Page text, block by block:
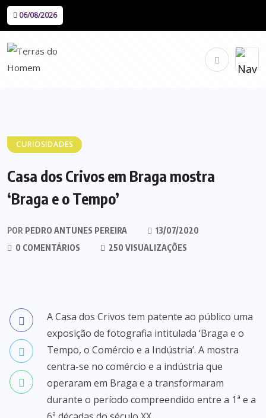
06/08/2026
CURIOSIDADES
Casa dos Crivos em Braga mostra
‘Braga e o Tempo’
POR PEDRO ANTUNES PEREIRA
13/07/2020
0 COMENTÁRIOS
250 VISUALIZAÇÕES
A Casa dos Crivos tem patente ao público uma
exposição de fotografia intitulada ‘Braga e o
Tempo, o Comércio e a Indústria’. A mostra
centra-se no comércio e a indústria que
operaram em Braga e a transformaram
durante o período compreendido entre a 1ª e a